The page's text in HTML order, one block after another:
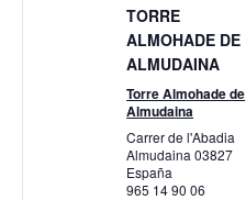
TORRE
ALMOHADE DE
ALMUDAINA
Torre Almohade de
Almudaina
Carrer de l'Abadia
Almudaina03827
España
965 14 90 06